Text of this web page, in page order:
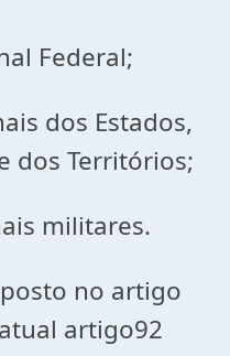
Federal;
dos Estados,
dos Territórios;
militares.
no artigo
artigo92